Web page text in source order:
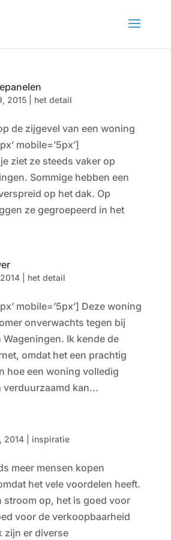
2015| het detail
de zijgevel van een woning
mobile=’5px’]
ziet ze steeds vaker op
Sommige hebben een
op het dak. Op
ze gegroepeerd in het
| het detail
mobile=’5px’] Deze woning
onverwachts tegen bij
Wageningen. Ik kende de
omdat het een prachtig
hoe een woning volledig
verduurzaamd kan...
2014| inspiratie
meer mensen kopen
het vele voordelen heeft.
stroom op, het is goed voor
voor de verkoopbaarheid
zijn er diverse